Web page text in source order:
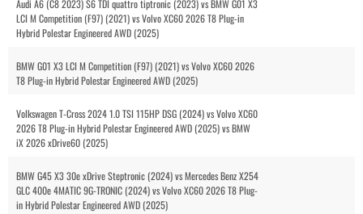
Audi A6 (C8 2023) S6 TDI quattro tiptronic (2023) vs BMW G01 X3
LCI M Competition (F97) (2021) vs Volvo XC60 2026 T8 Plug-in
Hybrid Polestar Engineered AWD (2025)
BMW G01 X3 LCI M Competition (F97) (2021) vs Volvo XC60 2026
T8 Plug-in Hybrid Polestar Engineered AWD (2025)
Volkswagen T-Cross 2024 1.0 TSI 115HP DSG (2024) vs Volvo XC60
2026 T8 Plug-in Hybrid Polestar Engineered AWD (2025) vs BMW
iX 2026 xDrive60 (2025)
BMW G45 X3 30e xDrive Steptronic (2024) vs Mercedes Benz X254
GLC 400e 4MATIC 9G-TRONIC (2024) vs Volvo XC60 2026 T8 Plug-
in Hybrid Polestar Engineered AWD (2025)